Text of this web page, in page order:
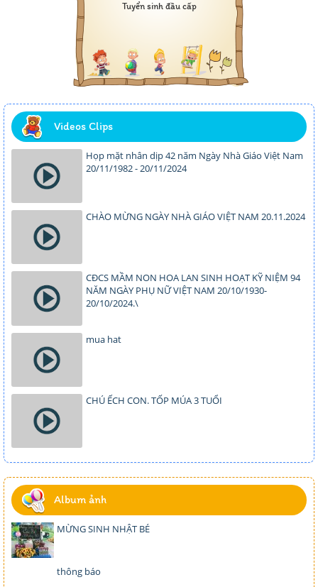
Tuyển sinh đầu cấp
Videos Clips
Họp mặt nhân dịp 42 năm Ngày Nhà Giáo Việt Nam
20/11/1982 - 20/11/2024
CHÀO MỪNG NGÀY NHÀ GIÁO VIỆT NAM 20.11.2024
CĐCS MẦM NON HOA LAN SINH HOẠT KỸ NIỆM 94
NĂM NGÀY PHỤ NỮ VIỆT NAM 20/10/1930-
20/10/2024.\
mua hat
CHÚ ẾCH CON. TỐP MÚA 3 TUỔI
Album ảnh
MỪNG SINH NHẬT BÉ
thông báo